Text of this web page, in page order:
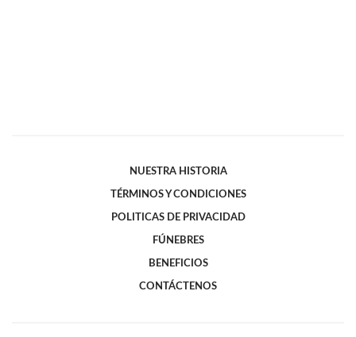
NUESTRA HISTORIA
TÉRMINOS Y CONDICIONES
POLITICAS DE PRIVACIDAD
FÚNEBRES
BENEFICIOS
CONTÁCTENOS